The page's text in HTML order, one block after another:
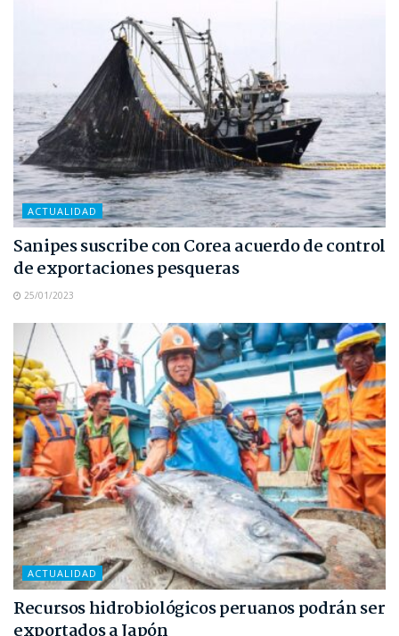
ACTUALIDAD
Sanipes suscribe con Corea acuerdo de control
de exportaciones pesqueras
25/01/2023
ACTUALIDAD
Recursos hidrobiológicos peruanos podrán ser